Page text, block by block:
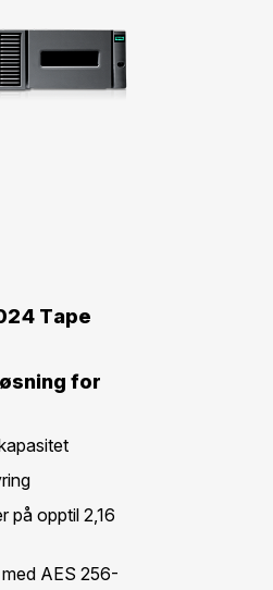
Tape
for
på opptil 2,16
AES 256-